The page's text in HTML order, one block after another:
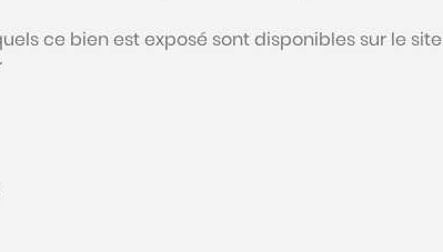
ce bien est exposé sont disponibles sur le site